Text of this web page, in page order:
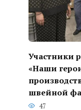
Участники
«Наши
швейной
47